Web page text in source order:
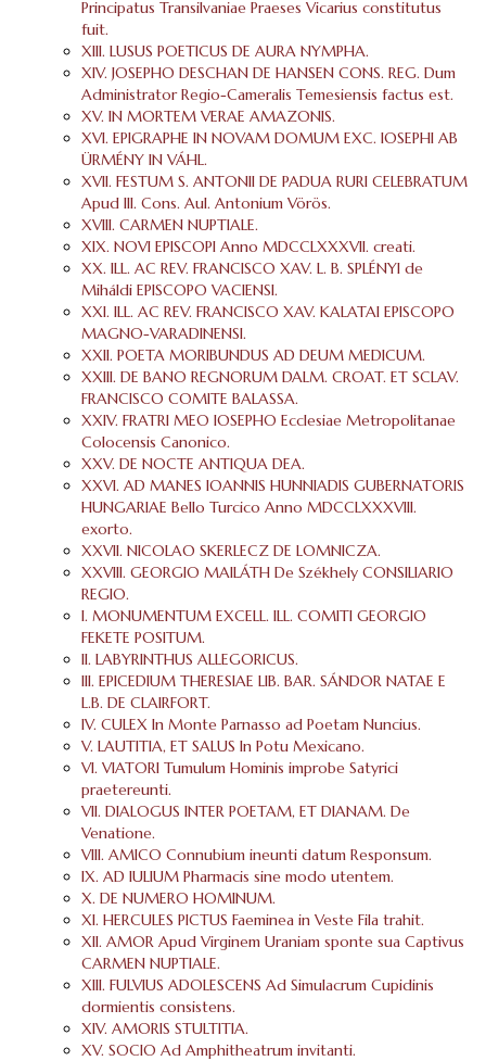
Principatus Transilvaniae Praeses Vicarius constitutus
fuit.
XIII. LUSUS POETICUS DE AURA NYMPHA.
XIV. JOSEPHO DESCHAN DE HANSEN CONS. REG. Dum
Administrator Regio-Cameralis Temesiensis factus est.
XV. IN MORTEM VERAE AMAZONIS.
XVI. EPIGRAPHE IN NOVAM DOMUM EXC. IOSEPHI AB
ÜRMÉNY IN VÁHL.
XVII. FESTUM S. ANTONII DE PADUA RURI CELEBRATUM
Apud Ill. Cons. Aul. Antonium Vörös.
XVIII. CARMEN NUPTIALE.
XIX. NOVI EPISCOPI Anno MDCCLXXXVII. creati.
XX. ILL. AC REV. FRANCISCO XAV. L. B. SPLÉNYI de
Miháldi EPISCOPO VACIENSI.
XXI. ILL. AC REV. FRANCISCO XAV. KALATAI EPISCOPO
MAGNO-VARADINENSI.
XXII. POETA MORIBUNDUS AD DEUM MEDICUM.
XXIII. DE BANO REGNORUM DALM. CROAT. ET SCLAV.
FRANCISCO COMITE BALASSA.
XXIV. FRATRI MEO IOSEPHO Ecclesiae Metropolitanae
Colocensis Canonico.
XXV. DE NOCTE ANTIQUA DEA.
XXVI. AD MANES IOANNIS HUNNIADIS GUBERNATORIS
HUNGARIAE Bello Turcico Anno MDCCLXXXVIII.
exorto.
XXVII. NICOLAO SKERLECZ DE LOMNICZA.
XXVIII. GEORGIO MAILÁTH De Székhely CONSILIARIO
REGIO.
I. MONUMENTUM EXCELL. ILL. COMITI GEORGIO
FEKETE POSITUM.
II. LABYRINTHUS ALLEGORICUS.
III. EPICEDIUM THERESIAE LIB. BAR. SÁNDOR NATAE E
L.B. DE CLAIRFORT.
IV. CULEX In Monte Parnasso ad Poetam Nuncius.
V. LAUTITIA, ET SALUS In Potu Mexicano.
VI. VIATORI Tumulum Hominis improbe Satyrici
praetereunti.
VII. DIALOGUS INTER POETAM, ET DIANAM. De
Venatione.
VIII. AMICO Connubium ineunti datum Responsum.
IX. AD IULIUM Pharmacis sine modo utentem.
X. DE NUMERO HOMINUM.
XI. HERCULES PICTUS Faeminea in Veste Fila trahit.
XII. AMOR Apud Virginem Uraniam sponte sua Captivus
CARMEN NUPTIALE.
XIII. FULVIUS ADOLESCENS Ad Simulacrum Cupidinis
dormientis consistens.
XIV. AMORIS STULTITIA.
XV. SOCIO Ad Amphitheatrum invitanti.